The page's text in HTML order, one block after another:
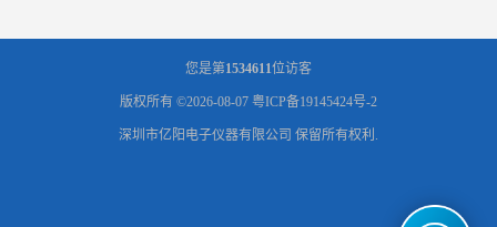
您是第1534611位访客
版权所有 ©2026-08-07 粤ICP备19145424号-2
深圳市亿阳电子仪器有限公司 保留所有权利.